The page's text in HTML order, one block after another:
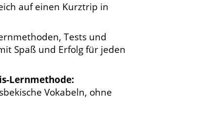
auf einen Kurztrip in
Tests und
Spaß und Erfolg für jeden
Lernmethode:
Vokabeln, ohne